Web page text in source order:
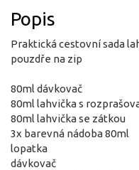
Popis
Praktická cestovní sada
pouzdře na zip
80ml dávkovač
80ml lahvička s
80ml lahvička se zátkou
3x barevná nádoba 80ml
lopatka
dávkovač